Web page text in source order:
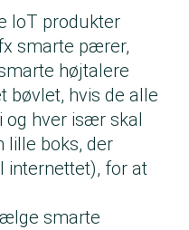
IoT produkter
smarte pærer,
højtalere
bøvlet, hvis de alle
og hver især skal
lille boks, der
internettet), for at
smarte